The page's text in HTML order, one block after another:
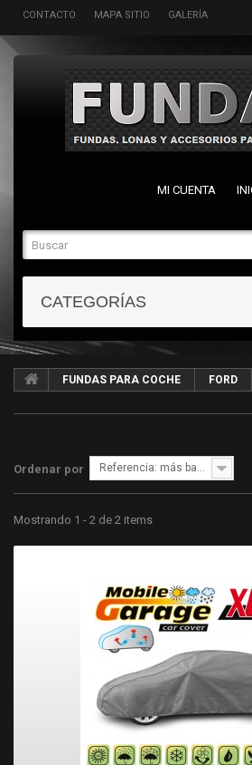
CONTACTO MAPA SITIO GALERÍA
MI CUENTA
CATEGORÍAS
FUNDAS PARA COCHE FORD
Ordenar por Referencia: más bajo primero
Mostrando 1 - 2 de 2 items